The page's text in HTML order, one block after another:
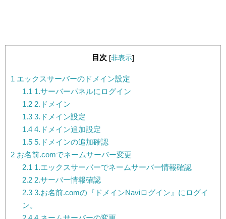
目次 [非表示]
1 エックスサーバーのドメイン設定
1.1 1.サーバーパネルにログイン
1.22.ドメイン
1.33.ドメイン設定
1.44.ドメイン追加設定
1.55.ドメインの追加確認
2 お名前.comでネームサーバー変更
2.1 1.エックスサーバーでネームサーバー情報確認
2.22.サーバー情報確認
2.33.お名前.comの『ドメインNaviログイン』にログイ
ン。